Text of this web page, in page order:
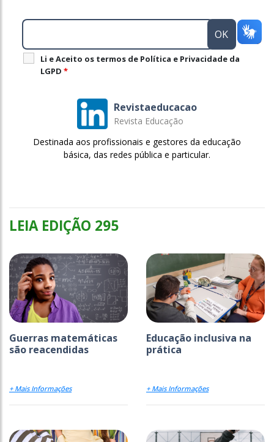
Li e Aceito os termos de Política e Privacidade da
LGPD *
Revistaeducacao
Revista Educação
Destinada aos profissionais e gestores da educação
básica, das redes pública e particular.
LEIA EDIÇÃO 295
Guerras matemáticas
são reacendidas
+ Mais Informações
Educação inclusiva na
prática
+ Mais Informações